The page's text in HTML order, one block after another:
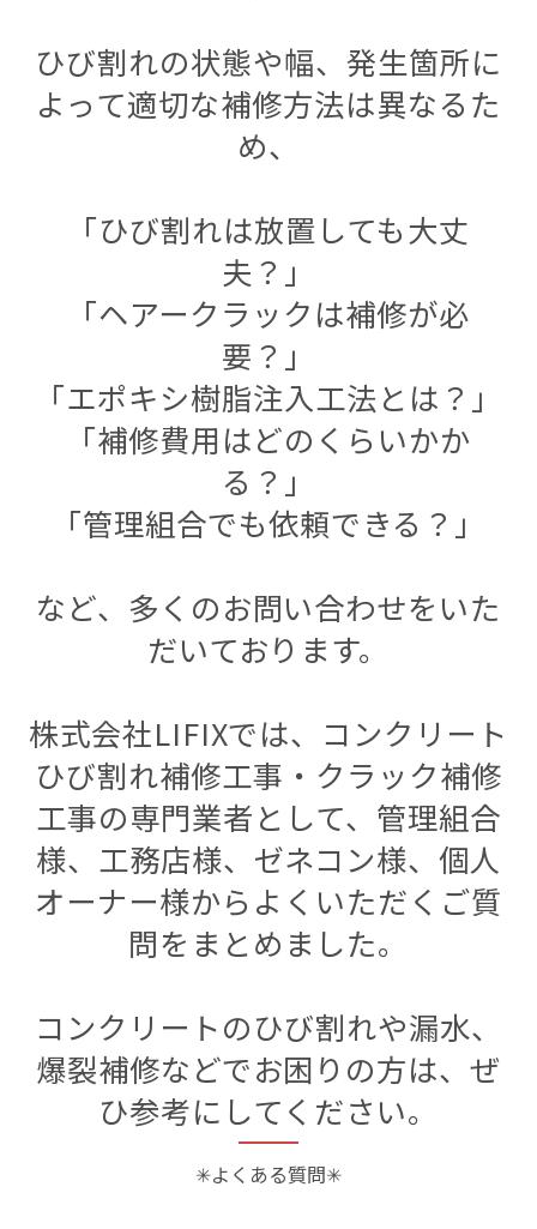
ひび割れの状態や幅、発生箇所に
よって適切な補修方法は異なるた
め、
「ひび割れは放置しても大丈
夫？」
「ヘアークラックは補修が必
要？」
「エポキシ樹脂注入工法とは？」
「補修費用はどのくらいかか
る？」
「管理組合でも依頼できる？」
など、多くのお問い合わせをいた
だいております。
株式会社LIFIXでは、コンクリート
ひび割れ補修工事・クラック補修
工事の専門業者として、管理組合
様、工務店様、ゼネコン様、個人
オーナー様からよくいただくご質
問をまとめました。
コンクリートのひび割れや漏水、
爆裂補修などでお困りの方は、ぜ
ひ参考にしてください。
✳︎よくある質問✳︎